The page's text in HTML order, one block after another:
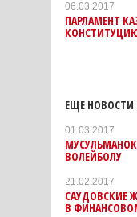
06.03.2017
ПАРЛАМЕНТ
ЕЩЕ НОВОСТИ
01.03.2017
ВОЛЕЙБОЛУ
21.02.2017
В